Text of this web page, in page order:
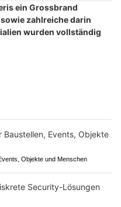
ein Grossbrand
zahlreiche darin
wurden vollständig
Objekte und Menschen